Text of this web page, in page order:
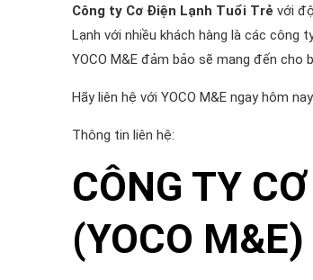
Công ty Cơ Điện Lạnh Tuổi Trẻ với
Lạnh với nhiều khách hàng là các công
YOCO M&E đảm bảo sẽ mang đến
Hãy liên hệ với YOCO M&E ngay hôm
Thông tin liên hệ:
CÔNG TY
(YOCO M&E)